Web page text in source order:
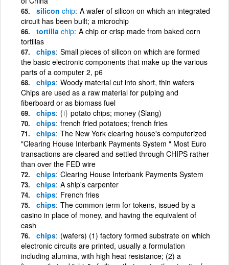
silicon chip A wafer of silicon on which an integrated
circuit has been built; a microchip
tortilla chip A chip or crisp made from baked corn
tortillas
chips Small pieces of silicon on which are formed
the basic electronic components that make up the various
parts of a computer 2, p6
chips Woody material cut into short, thin wafers
Chips are used as a raw material for pulping and
fiberboard or as biomass fuel
chips {i} potato chips; money (Slang)
chips french fried potatoes; french fries
chips The New York clearing house's computerized
"Clearing House Interbank Payments System " Most Euro
transactions are cleared and settled through CHIPS rather
than over the FED wire
chips Clearing House Interbank Payments System
chips A ship's carpenter
chips French fries
chips The common term for tokens, issued by a
casino in place of money, and having the equivalent of
cash
chips (wafers) (1) factory formed substrate on which
electronic circuits are printed, usually a formulation
including alumina, with high heat resistance; (2) a